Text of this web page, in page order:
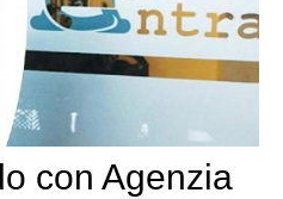
con Agenzia